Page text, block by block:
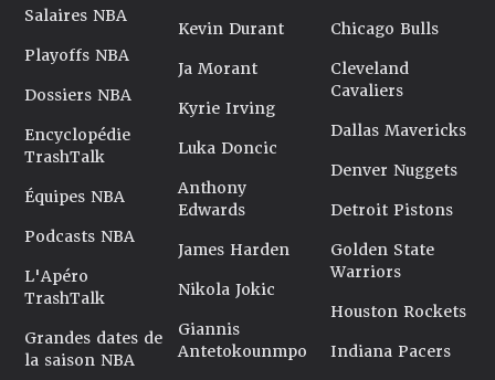
Salaires NBA
Playoffs NBA
Dossiers NBA
Encyclopédie
TrashTalk
Équipes NBA
Podcasts NBA
L'Apéro
TrashTalk
Grandes dates de
la saison NBA
Kevin Durant
Ja Morant
Kyrie Irving
Luka Doncic
Anthony
Edwards
James Harden
Nikola Jokic
Giannis
Antetokounmpo
Chicago Bulls
Cleveland
Cavaliers
Dallas Mavericks
Denver Nuggets
Detroit Pistons
Golden State
Warriors
Houston Rockets
Indiana Pacers